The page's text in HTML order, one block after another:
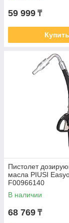
59 999 ₸
Купить
Пистолет
масла PIUSI
F00966140
В наличии
68 769 ₸